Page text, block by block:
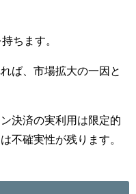
ちます。
ば、市場拡大の一因と
決済の実利用は限定的
不確実性が残ります。